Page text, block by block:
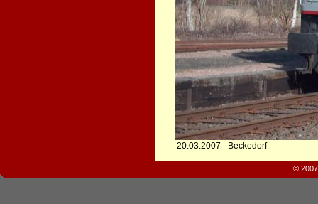
20.03.2007 - Beckedorf
©